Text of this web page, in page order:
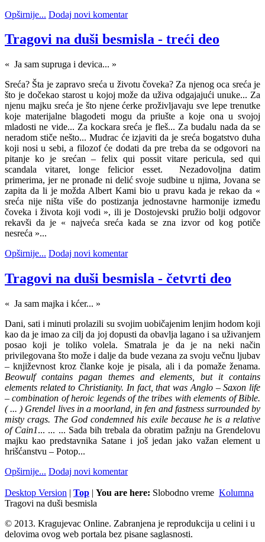
Opširnije... Dodaj novi komentar
Tragovi na duši besmisla - treći deo
« Ja sam supruga i devica... »
Sreća? Šta je zapravo sreća u životu čoveka? Za njenog oca sreća je
što je dočekao starost u kojoj može da uživa odgajajući unuke... Za
njenu majku sreća je što njene ćerke proživljavaju sve lepe trenutke
koje materijalne blagodeti mogu da priušte a koje ona u svojoj
mladosti ne vide... Za kockara sreća je fleš... Za budalu nada da se
neradom stiče nešto... Mudrac će izjaviti da je sreća bogatstvo duha
koji nosi u sebi, a filozof će dodati da pre treba da se odgovori na
pitanje ko je srećan – felix qui possit vitare pericula, sed qui
scandala vitaret, longe felicior esset. Nezadovoljna datim
primerima, jer ne pronađe ni delić svoje sudbine u njima, Jovana se
zapita da li je možda Albert Kami bio u pravu kada je rekao da «
sreća nije ništa više do postizanja jednostavne harmonije između
čoveka i života koji vodi », ili je Dostojevski pružio bolji odgovor
rekavši da je « najveća sreća kada se zna izvor od kog potiče
nesreća »...
Opširnije... Dodaj novi komentar
Tragovi na duši besmisla - četvrti deo
« Ja sam majka i kćer... »
Dani, sati i minuti prolazili su svojim uobičajenim lenjim hodom koji
kao da je imao za cilj da joj dopusti da obavlja lagano i sa uživanjem
posao koji je toliko volela. Smatrala je da je na neki način
privilegovana što može i dalje da bude vezana za svoju večnu ljubav
– književnost kroz članke koje je pisala, ali i da pomaže ženama.
Beowulf contains pagan themes and elements, but it contains
elements related to Christianity. In fact, that was Anglo – Saxon life
– combination of heroic legends of the tribes with elements of Bible.
( ... ) Grendel lives in a moorland, in fen and fastness surrounded by
misty crags. The God condemned his exile because he is a relative
of Cain1... ... ... Sada bih trebala da obratim pažnju na Grendelovu
majku kao predstavnika Satane i još jedan jako važan element u
hrišćanstvu – Potop...
Opširnije... Dodaj novi komentar
Desktop Version | Top | You are here: Slobodno vreme Kolumna
Tragovi na duši besmisla
© 2013. Kragujevac Online. Zabranjena je reprodukcija u celini i u
delovima ovog web portala bez pisane saglasnosti.